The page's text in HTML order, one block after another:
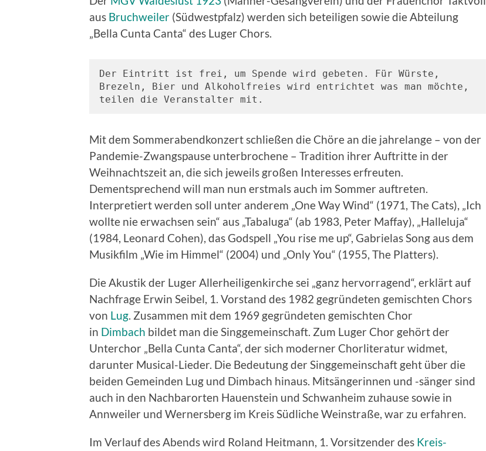
aus Bruchweiler (Südwestpfalz) werden sich beteiligen sowie die Abteilung
„Bella Cunta Canta“ des Luger Chors.
Der Eintritt ist frei, um Spende wird gebeten. Für Würste,
Brezeln, Bier und Alkoholfreies wird entrichtet was man möchte,
teilen die Veranstalter mit.
Mit dem Sommerabendkonzert schließen die Chöre an die jahrelange – von der
Pandemie-Zwangspause unterbrochene – Tradition ihrer Auftritte in der
Weihnachtszeit an, die sich jeweils großen Interesses erfreuten.
Dementsprechend will man nun erstmals auch im Sommer auftreten.
Interpretiert werden soll unter anderem „One Way Wind“ (1971, The Cats), „Ich
wollte nie erwachsen sein“ aus „Tabaluga“ (ab 1983, Peter Maffay), „Halleluja“
(1984, Leonard Cohen), das Godspell „You rise me up“, Gabrielas Song aus dem
Musikfilm „Wie im Himmel“ (2004) und „Only You“ (1955, The Platters).
Die Akustik der Luger Allerheiligenkirche sei „ganz hervorragend“, erklärt auf
Nachfrage Erwin Seibel, 1. Vorstand des 1982 gegründeten gemischten Chors
von Lug. Zusammen mit dem 1969 gegründeten gemischten Chor
in Dimbach bildet man die Singgemeinschaft. Zum Luger Chor gehört der
Unterchor „Bella Cunta Canta“, der sich moderner Chorliteratur widmet,
darunter Musical-Lieder. Die Bedeutung der Singgemeinschaft geht über die
beiden Gemeinden Lug und Dimbach hinaus. Mitsängerinnen und -sänger sind
auch in den Nachbarorten Hauenstein und Schwanheim zuhause sowie in
Annweiler und Wernersberg im Kreis Südliche Weinstraße, war zu erfahren.
Im Verlauf des Abends wird Roland Heitmann, 1. Vorsitzender des Kreis-